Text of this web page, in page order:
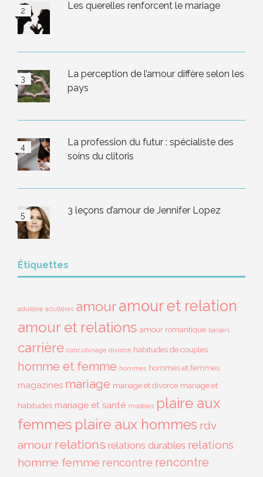
Les querelles renforcent le mariage
La perception de l’amour diffère selon les
pays
La profession du futur : spécialiste des
soins du clitoris
3 leçons d’amour de Jennifer Lopez
Étiquettes
adultère adultères amouramour et relation
amour et relations amour romantique baisers
carrière concubinage divorce habitudes de couples
homme et femme hommes hommes et femmes
magazines mariage mariage et divorce mariage et
habitudes mariage et santé modèles plaire aux
femmes plaire aux hommes rdv
amour relations relations durables relations
homme femme rencontre rencontre